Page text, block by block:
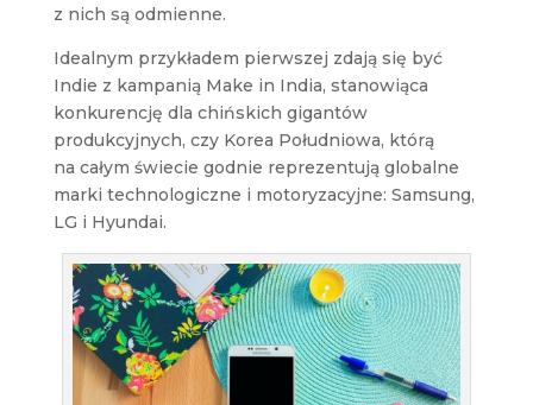
z nich są odmienne.
Idealnym przykładem pierwszej zdają się być
Indie z kampanią Make in India, stanowiąca
konkurencję dla chińskich gigantów
produkcyjnych, czy Korea Południowa, którą
na całym świecie godnie reprezentują globalne
marki technologiczne i motoryzacyjne: Samsung,
LG i Hyundai.